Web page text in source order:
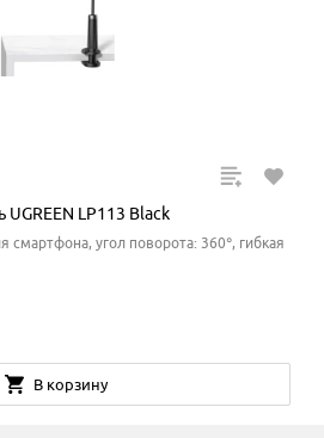
LP113 Black
смартфона, угол поворота: 360°, гибкая
В корзину